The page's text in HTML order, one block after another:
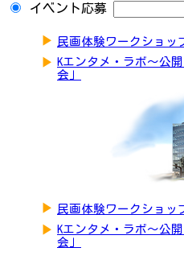
イベント応募
▶ 民画体験ワークショッ
▶ Kエンタメ・ラボ～公
会」
▶ 民画体験ワークショッ
▶ Kエンタメ・ラボ～公
会」